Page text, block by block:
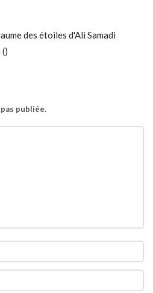
des étoiles d'Ali Samadi
()
publiée.